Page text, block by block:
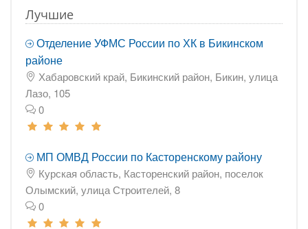
Лучшие
Отделение УФМС России по ХК в Бикинском
районе
Хабаровский край, Бикинский район, Бикин, улица
Лазо, 105
0
МП ОМВД России по Касторенскому району
Курская область, Касторенский район, поселок
Олымский, улица Строителей, 8
0